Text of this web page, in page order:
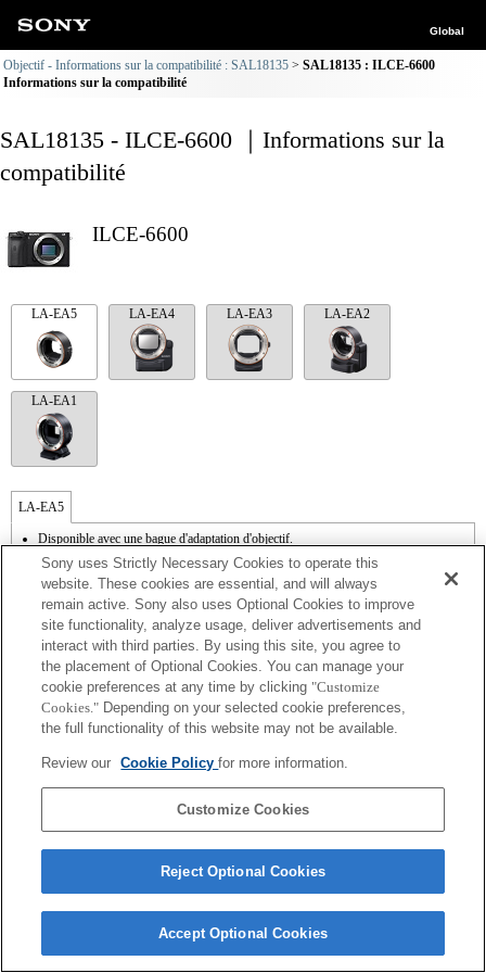
Global
Objectif - Informations sur la compatibilité : SAL18135
SAL18135 : ILCE-6600
Informations sur la compatibilité
SAL18135 - ILCE-6600 ｜Informations sur la
compatibilité
ILCE-6600
LA-EA5 LA-EA4 LA-EA3 LA-EA2
LA-EA1
LA-EA5
Disponible avec une bague d'adaptation d'objectif.
Le son de fonctionnement du diaphragme est enregistré à l'aide du microphone
interne.
Outside the A (Aperture priority), S (Shutter priority), and M (Manual) modes, the
shutter speed and the aperture can not be adjusted during the movie recording.
La fonction [Comp. objectif ] (Compensation de l'objectif) n'est pas opérationnelle.
Si vous fixez l'objectif à monture A à l'aide de l'adaptateur, la fonction d'aide à la mise
au point manuelle ne fonctionne pas automatiquement lorsque vous tournez la bague
de mise au point. Vous pouvez agrandir l'image en sélectionnant la fonction [Loupe
mise pt] ou [Aide MF] sur n'importe quelle touche de "Réglag. touche perso".
L'obturateur tactile ne fonctionne pas.
Lorsque vous effectuez une prise de vue continue en mode Hi+, Hi, ou Mid et que le
qu’il soit possible d’activer le suivi de mise au point automatique en réglant la prise
Sony uses Strictly Necessary Cookies to operate this
website. These cookies are essential, and will always
remain active. Sony also uses Optional Cookies to improve
site functionality, analyze usage, deliver advertisements and
interact with third parties. By using this site, you agree to
the placement of Optional Cookies. You can manage your
cookie preferences at any time by clicking "Customize
Cookies." Depending on your selected cookie preferences,
the full functionality of this website may not be available.
Review our Cookie Policyfor more information.
Customize Cookies
Reject Optional Cookies
Accept Optional Cookies